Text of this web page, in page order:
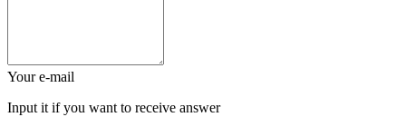
Your e-mail
Input it if you want to receive answer